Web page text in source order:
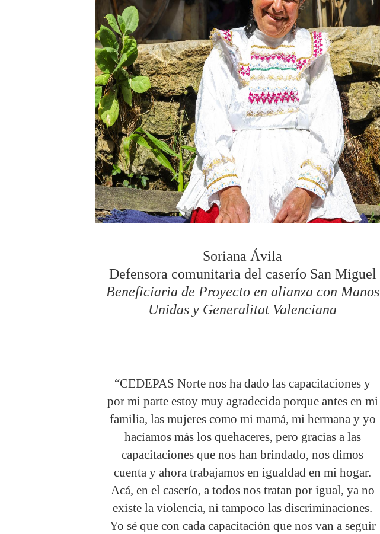
Soriana Ávila
Defensora comunitaria del caserío San Miguel
Beneficiaria de Proyecto en alianza con Manos
Unidas y Generalitat Valenciana
“CEDEPAS Norte nos ha dado las capacitaciones y
por mi parte estoy muy agradecida porque antes en mi
familia, las mujeres como mi mamá, mi hermana y yo
hacíamos más los quehaceres, pero gracias a las
capacitaciones que nos han brindado, nos dimos
cuenta y ahora trabajamos en igualdad en mi hogar.
Acá, en el caserío, a todos nos tratan por igual, ya no
existe la violencia, ni tampoco las discriminaciones.
Yo sé que con cada capacitación que nos van a seguir